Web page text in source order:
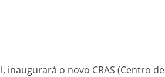
inaugurará o novo CRAS (Centro de